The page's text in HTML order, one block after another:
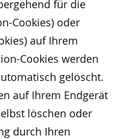
für die
Cookies) oder
auf Ihrem
Cookies werden
gelöscht.
auf Ihrem Endgerät
löschen oder
durch Ihren